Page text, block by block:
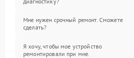
Мне нужен срочный ремонт. Сможете
сделать?
Я хочу, чтобы мое устройство
ремонтировали при мне.